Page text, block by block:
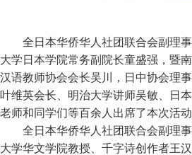
全日本华侨华人社团联合会副理
大学日本学院常务副院长童盛强，暨
汉语教师协会会长吴川，日中协会理
叶维英会长、明治大学讲师吴敏、日
老师和同学们等百余人出席了本次活动
全日本华侨华人社团联合会副理
大学华文学院教授、千字诗创作者王